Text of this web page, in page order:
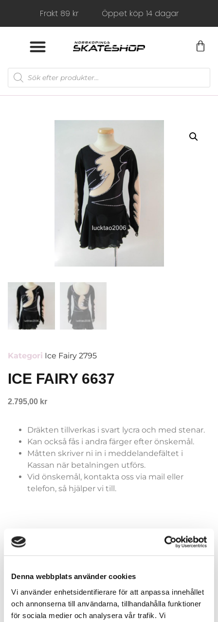
Denna webbplats använder cookies
Vi använder enhetsidentifierare för att anpassa innehållet
och annonserna till användarna, tillhandahålla funktioner
för sociala medier och analysera vår trafik. Vi
Frakt 89 kr Öppet köp 14 dagar
Kategori Ice Fairy 2795
ICE FAIRY 6637
2.795,00 kr
Dräkten tillverkas i svart lycra och med stenar.
Kan också fås i andra färger efter önskemål.
Måtten skriver ni in i meddelandefältet i
Kassan när betalningen utförs.
Vid önskemål, kontakta oss via mail eller
telefon, så hjälper vi till.
Storlekar (dräkter)